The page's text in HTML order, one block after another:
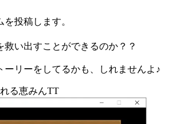
投稿します。
救い出すことができるのか？？
ーリーをしてるかも、しれませんよ♪
る恵みんTT